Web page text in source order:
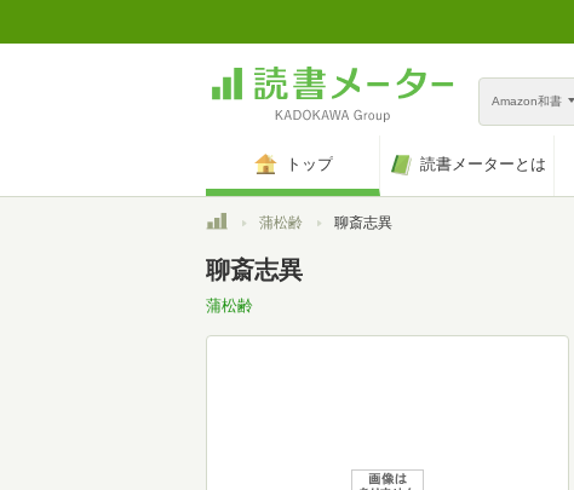
Amazon和書
トップ 読書メーターとは
トップ蒲松齢 聊斎志異
聊斎志異
蒲松齢